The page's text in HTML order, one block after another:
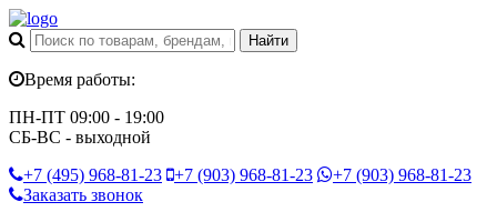
Время работы:
ПН-ПТ 09:00 - 19:00
СБ-ВС - выходной
+7 (495) 968-81-23 +7 (903) 968-81-23 +7 (903) 968-81-23
Заказать звонок